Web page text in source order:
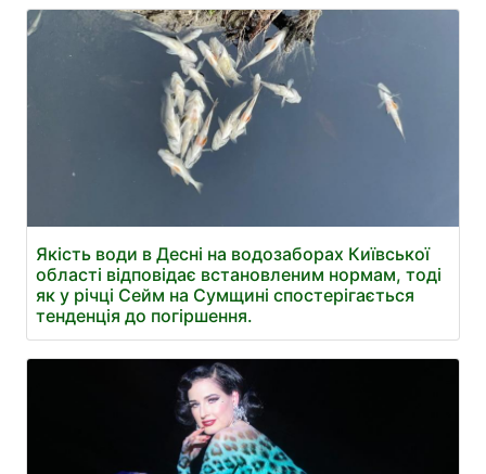
Якість води в Десні на водозаборах Київської
області відповідає встановленим нормам, тоді
як у річці Сейм на Сумщині спостерігається
тенденція до погіршення.